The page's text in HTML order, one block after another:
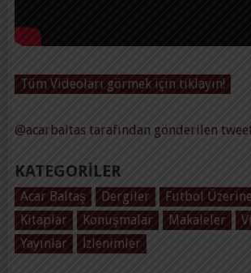
Tüm Videoları görmek için tıklayın!
@acarbaltas tarafından gönderilen
KATEGORILER
Acar Baltaş Dergiler Futbol Üzerine
Kitaplar
Konuşmalar Makaleler
Yayınlar
İzlenimler